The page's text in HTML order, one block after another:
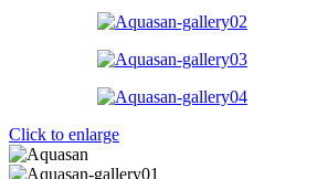
Click to enlarge